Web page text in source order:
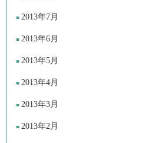
2013年7月
2013年6月
2013年5月
2013年4月
2013年3月
2013年2月